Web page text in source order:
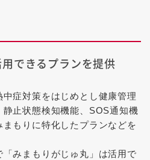
できるプランを提供
症対策をはじめとし健康管理
止状態検知機能、SOS通知機
もりに特化したプランなどを
みまもりがじゅ丸」は活用で